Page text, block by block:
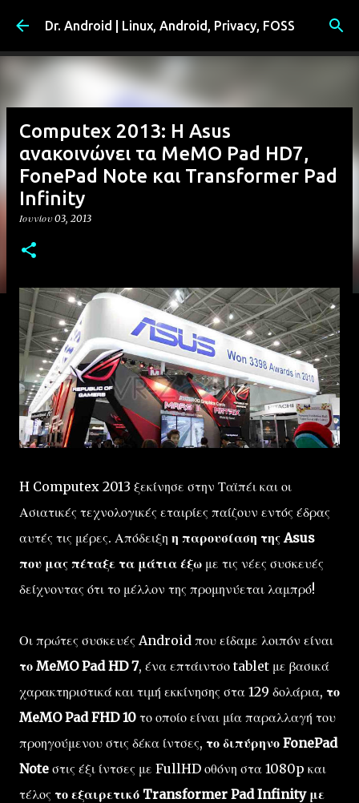
Μετάβαση στο κύριο περιεχόμενο
Dr. Android | Linux, Android, Privacy, FOSS
Computex 2013: Η Asus
ανακοινώνει τα MeMO Pad HD7,
FonePad Note και Transformer Pad
Infinity
Ιουνίου 03, 2013
H Computex 2013 ξεκίνησε στην Ταϊπέι και οι
Ασιατικές τεχνολογικές εταιρίες παίζουν εντός έδρας
αυτές τις μέρες. Απόδειξη η παρουσίαση της Asus
που μας πέταξε τα μάτια έξω με τις νέες συσκευές
δείχνοντας ότι το μέλλον της προμηνύεται λαμπρό!
Οι πρώτες συσκευές Android που είδαμε λοιπόν είναι
το MeMO Pad HD 7, ένα επτάιντσο tablet με βασικά
χαρακτηριστικά και τιμή εκκίνησης στα 129 δολάρια, το
MeMO Pad FHD 10 το οποίο είναι μία παραλλαγή του
προηγούμενου στις δέκα ίντσες, το διπύρηνο FonePad
Note στις έξι ίντσες με FullHD οθόνη στα 1080p και
τέλος το εξαιρετικό Transformer Pad Infinity με